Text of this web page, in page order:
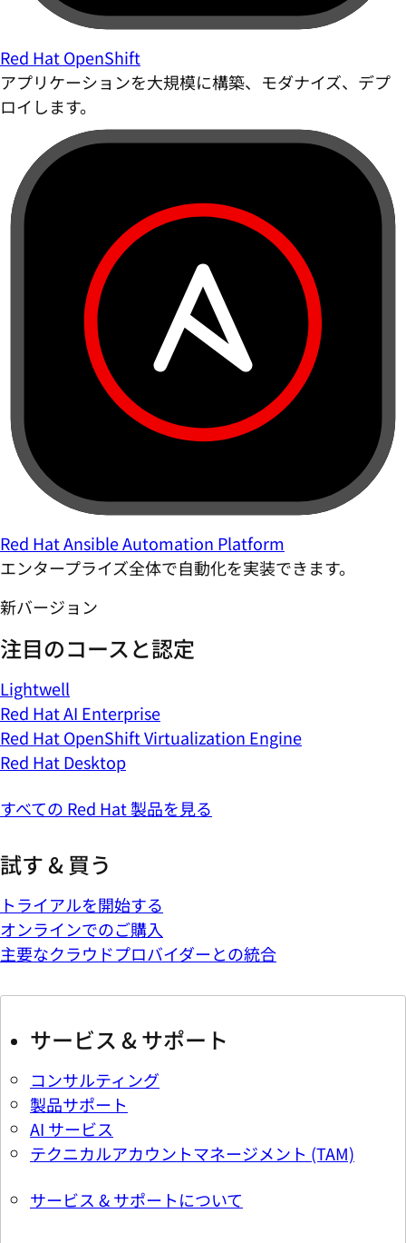
Red Hat OpenShift
アプリケーションを大規模に構築、モダナイズ、デプ
ロイします。
Red Hat Ansible Automation Platform
エンタープライズ全体で自動化を実装できます。
新バージョン
注目のコースと認定
Lightwell
Red Hat AI Enterprise
Red Hat OpenShift Virtualization Engine
Red Hat Desktop
すべての Red Hat 製品を見る
試す & 買う
トライアルを開始する
オンラインでのご購入
主要なクラウドプロバイダーとの統合
サービス & サポート
コンサルティング
製品サポート
AI サービス
テクニカルアカウントマネージメント (TAM)
サービス & サポートについて